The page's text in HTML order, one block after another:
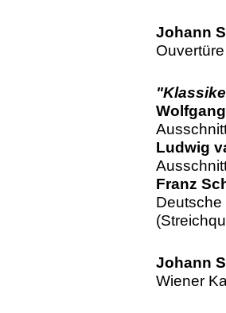
Johann
Ludwig
Franz
Johann
Wiener